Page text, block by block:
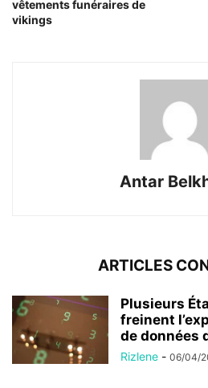
vêtements funéraires de
vikings
Antar
ARTICLES
Plusieurs
freinent
de données
Rizlene - 06/04/